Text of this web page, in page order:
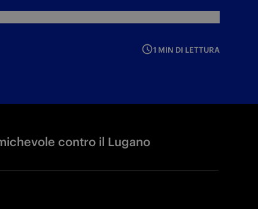
1 MIN DI LETTURA
contro il Lugano